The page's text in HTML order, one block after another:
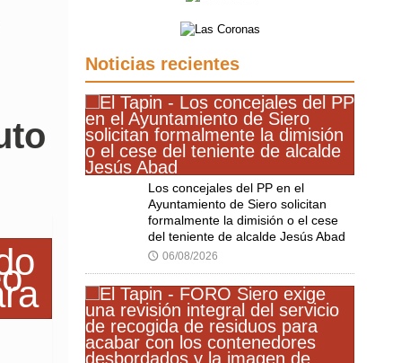
Noticias recientes
Los concejales del PP en el
Ayuntamiento de Siero solicitan
formalmente la dimisión o el cese
del teniente de alcalde Jesús Abad
🕔 06/08/2026